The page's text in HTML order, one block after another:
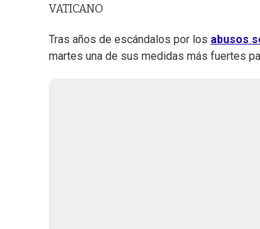
VATICANO
Tras años de escándalos por los abusos
martes una de sus medidas más fuertes